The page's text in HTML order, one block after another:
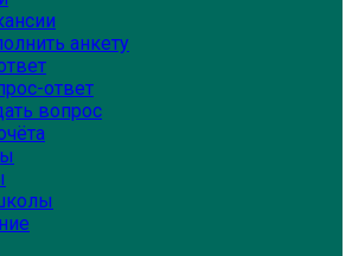
анкету
ответ
вопрос